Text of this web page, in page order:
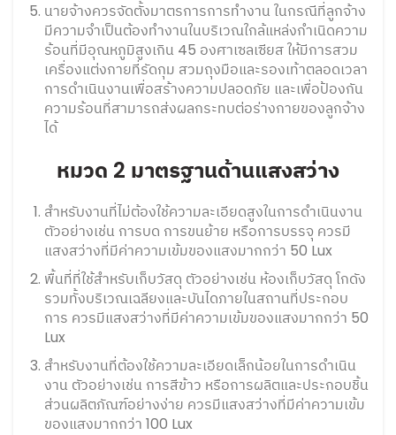
นายจ้างควรจัดตั้งมาตรการการทำงาน ในกรณีที่ลูกจ้าง
มีความจำเป็นต้องทำงานในบริเวณใกล้แหล่งกำเนิดความ
ร้อนที่มีอุณหภูมิสูงเกิน 45 องศาเซลเซียส ให้มีการสวม
เครื่องแต่งกายที่รัดกุม สวมถุงมือและรองเท้าตลอดเวลา
การดำเนินงานเพื่อสร้างความปลอดภัย และเพื่อป้องกัน
ความร้อนที่สามารถส่งผลกระทบต่อร่างกายของลูกจ้าง
ได้
หมวด 2 มาตรฐานด้านแสงสว่าง
สำหรับงานที่ไม่ต้องใช้ความละเอียดสูงในการดำเนินงาน
ตัวอย่างเช่น การบด การขนย้าย หรือการบรรจุ ควรมี
แสงสว่างที่มีค่าความเข้มของแสงมากกว่า 50 Lux
พื้นที่ที่ใช้สำหรับเก็บวัสดุ ตัวอย่างเช่น ห้องเก็บวัสดุ โกดัง
รวมทั้งบริเวณเฉลียงและบันไดภายในสถานที่ประกอบ
การ ควรมีแสงสว่างที่มีค่าความเข้มของแสงมากกว่า 50
Lux
สำหรับงานที่ต้องใช้ความละเอียดเล็กน้อยในการดำเนิน
งาน ตัวอย่างเช่น การสีข้าว หรือการผลิตและประกอบชิ้น
ส่วนผลิตภัณฑ์อย่างง่าย ควรมีแสงสว่างที่มีค่าความเข้ม
ของแสงมากกว่า 100 Lux